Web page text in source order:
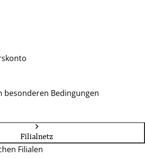
besonderen Bedingungen
Filialnetz
Filialen